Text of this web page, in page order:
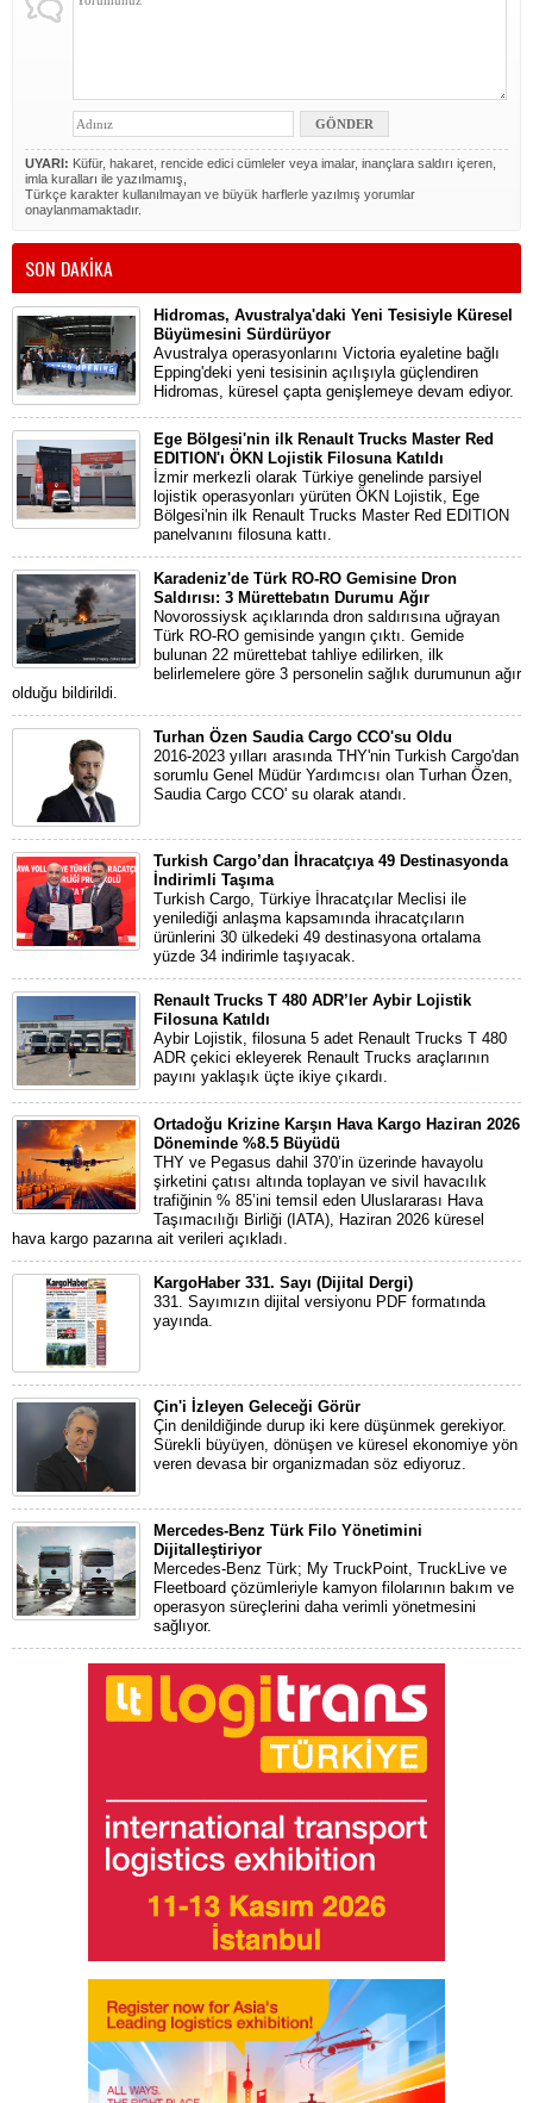
UYARI: Küfür, hakaret, rencide edici cümleler veya imalar, inançlara saldırı içeren,
imla kuralları ile yazılmamış,
Türkçe karakter kullanılmayan ve büyük harflerle yazılmış yorumlar
onaylanmamaktadır.
SON DAKİKA
Hidromas, Avustralya'daki Yeni Tesisiyle Küresel
Büyümesini Sürdürüyor
Avustralya operasyonlarını Victoria eyaletine bağlı
Epping'deki yeni tesisinin açılışıyla güçlendiren
Hidromas, küresel çapta genişlemeye devam ediyor.
Ege Bölgesi'nin ilk Renault Trucks Master Red
EDITION'ı ÖKN Lojistik Filosuna Katıldı
İzmir merkezli olarak Türkiye genelinde parsiyel
lojistik operasyonları yürüten ÖKN Lojistik, Ege
Bölgesi'nin ilk Renault Trucks Master Red EDITION
panelvanını filosuna kattı.
Karadeniz'de Türk RO-RO Gemisine Dron
Saldırısı: 3 Mürettebatın Durumu Ağır
Novorossiysk açıklarında dron saldırısına uğrayan
Türk RO-RO gemisinde yangın çıktı. Gemide
bulunan 22 mürettebat tahliye edilirken, ilk
belirlemelere göre 3 personelin sağlık durumunun ağır
olduğu bildirildi.
Turhan Özen Saudia Cargo CCO'su Oldu
2016-2023 yılları arasında THY'nin Turkish Cargo'dan
sorumlu Genel Müdür Yardımcısı olan Turhan Özen,
Saudia Cargo CCO' su olarak atandı.
Turkish Cargo’dan İhracatçıya 49 Destinasyonda
İndirimli Taşıma
Turkish Cargo, Türkiye İhracatçılar Meclisi ile
yenilediği anlaşma kapsamında ihracatçıların
ürünlerini 30 ülkedeki 49 destinasyona ortalama
yüzde 34 indirimle taşıyacak.
Renault Trucks T 480 ADR’ler Aybir Lojistik
Filosuna Katıldı
Aybir Lojistik, filosuna 5 adet Renault Trucks T 480
ADR çekici ekleyerek Renault Trucks araçlarının
payını yaklaşık üçte ikiye çıkardı.
Ortadoğu Krizine Karşın Hava Kargo Haziran 2026
Döneminde %8.5 Büyüdü
THY ve Pegasus dahil 370’in üzerinde havayolu
şirketini çatısı altında toplayan ve sivil havacılık
trafiğinin % 85’ini temsil eden Uluslararası Hava
Taşımacılığı Birliği (IATA), Haziran 2026 küresel
hava kargo pazarına ait verileri açıkladı.
KargoHaber 331. Sayı (Dijital Dergi)
331. Sayımızın dijital versiyonu PDF formatında
yayında.
Çin'i İzleyen Geleceği Görür
Çin denildiğinde durup iki kere düşünmek gerekiyor.
Sürekli büyüyen, dönüşen ve küresel ekonomiye yön
veren devasa bir organizmadan söz ediyoruz.
Mercedes-Benz Türk Filo Yönetimini
Dijitalleştiriyor
Mercedes-Benz Türk; My TruckPoint, TruckLive ve
Fleetboard çözümleriyle kamyon filolarının bakım ve
operasyon süreçlerini daha verimli yönetmesini
sağlıyor.